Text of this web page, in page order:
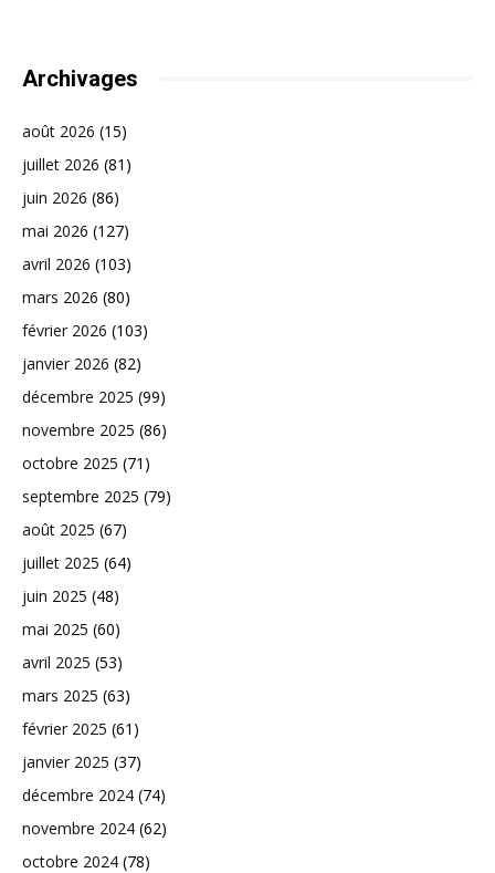
Archivages
août 2026 (15)
juillet 2026 (81)
juin 2026 (86)
mai 2026 (127)
avril 2026 (103)
mars 2026 (80)
février 2026 (103)
janvier 2026 (82)
décembre 2025 (99)
novembre 2025 (86)
octobre 2025 (71)
septembre 2025 (79)
août 2025 (67)
juillet 2025 (64)
juin 2025 (48)
mai 2025 (60)
avril 2025 (53)
mars 2025 (63)
février 2025 (61)
janvier 2025 (37)
décembre 2024 (74)
novembre 2024 (62)
octobre 2024 (78)